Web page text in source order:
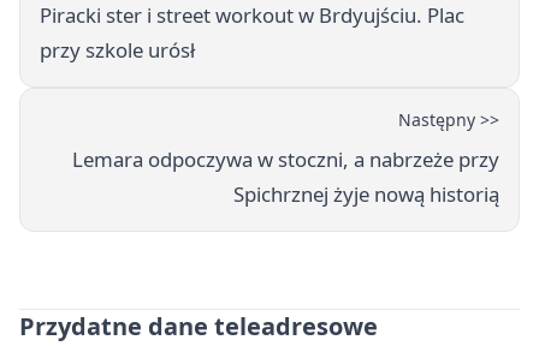
Piracki ster i street workout w Brdyujściu. Plac
przy szkole urósł
Następny >>
Lemara odpoczywa w stoczni, a nabrzeże przy
Spichrznej żyje nową historią
Przydatne dane teleadresowe